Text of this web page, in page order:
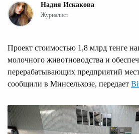
Надия Искакова
Журналист
Проект стоимостью 1,8 млрд тенге
молочного животноводства и
перерабатывающих предприятий
сообщили в Минсельхозе, передает